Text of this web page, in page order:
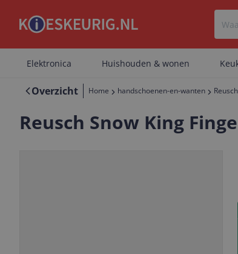
Elektronica Huishouden & wonen
Overzicht Home handschoenen-en-wanten
Reusch Snow King